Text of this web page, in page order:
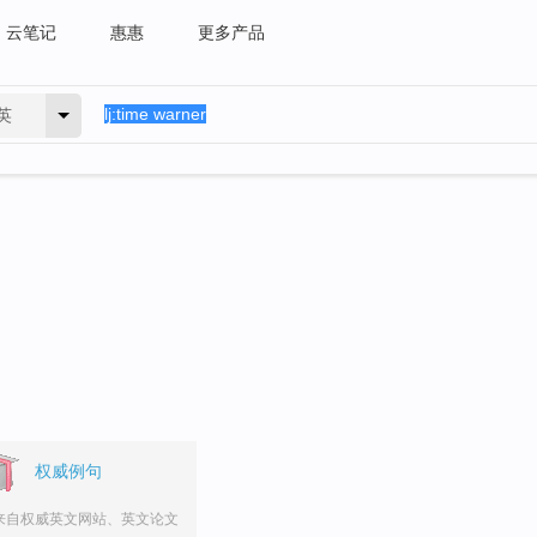
云笔记 惠惠 更多产品
权威例句
自权威英文网站、英文论文